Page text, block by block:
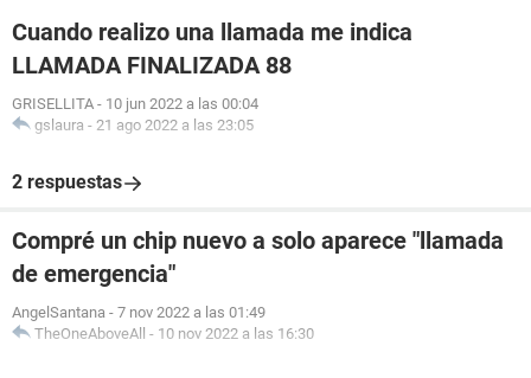
Cuando realizo una llamada me indica
LLAMADA FINALIZADA 88
GRISELLITA - 10 jun 2022 a las 00:04
gslaura - 21 ago 2022 a las 23:05
2 respuestas
Compré un chip nuevo a solo aparece "llamada
de emergencia"
AngelSantana - 7 nov 2022 a las 01:49
TheOneAboveAll - 10 nov 2022 a las 16:30